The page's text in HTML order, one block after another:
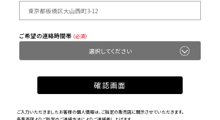
ご希望の連絡時間帯 （必須）
ご入力いただきましたお客様の個人情報は、ご指定の販売店に開示させていただきます。